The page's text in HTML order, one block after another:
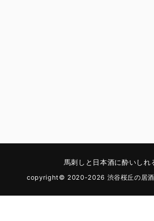
馬刺しと日本酒に酔いしれ
copyright© 2020-2026 渋谷桜丘の居酒